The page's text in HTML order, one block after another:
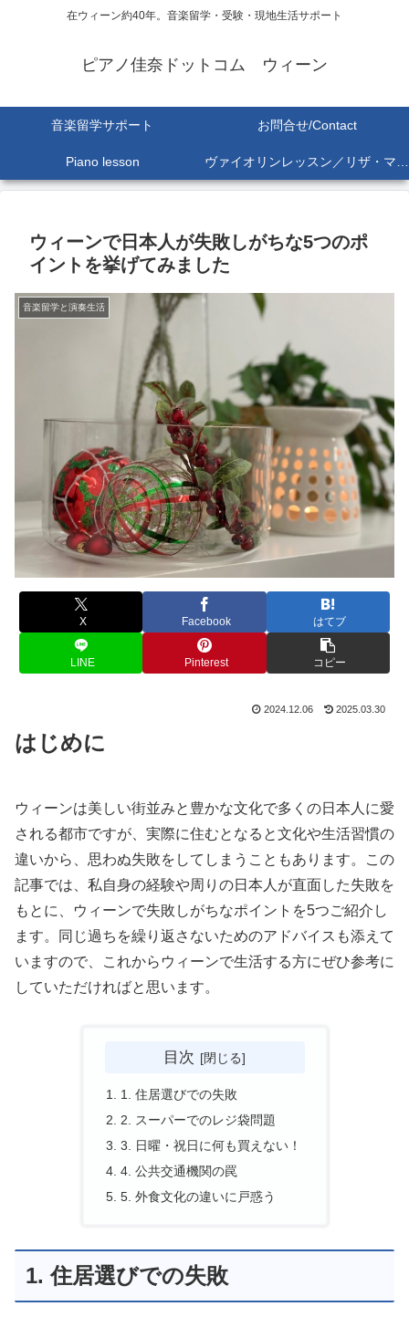
在ウィーン約40年。音楽留学・受験・現地生活サポート
ピアノ佳奈ドットコム ウィーン
音楽留学サポート お問合せ/Contact
Piano lesson ヴァイオリンレッスン／リザ・マリア Lisa-Maria SEKINE
ウィーンで日本人が失敗しがちな5つのポ
イントを挙げてみました
音楽留学と演奏生活
X Facebook はてブ
LINE Pinterest コピー
2024.12.06 2025.03.30
はじめに
ウィーンは美しい街並みと豊かな文化で多くの日本人に愛
される都市ですが、実際に住むとなると文化や生活習慣の
違いから、思わぬ失敗をしてしまうこともあります。この
記事では、私自身の経験や周りの日本人が直面した失敗を
もとに、ウィーンで失敗しがちなポイントを5つご紹介し
ます。同じ過ちを繰り返さないためのアドバイスも添えて
いますので、これからウィーンで生活する方にぜひ参考に
していただければと思います。
目次
1. 住居選びでの失敗
2. スーパーでのレジ袋問題
3. 日曜・祝日に何も買えない！
4. 公共交通機関の罠
5. 外食文化の違いに戸惑う
1. 住居選びでの失敗